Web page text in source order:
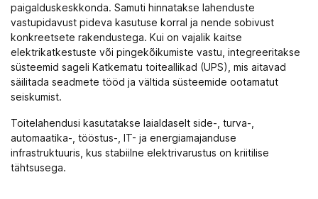
paigalduskeskkonda. Samuti hinnatakse lahenduste
vastupidavust pideva kasutuse korral ja nende sobivust
konkreetsete rakendustega. Kui on vajalik kaitse
elektrikatkestuste või pingekõikumiste vastu, integreeritakse
süsteemid sageli Katkematu toiteallikad (UPS) , mis aitavad
säilitada seadmete tööd ja vältida süsteemide ootamatut
seiskumist.
Toitelahendusi kasutatakse laialdaselt side-, turva-,
automaatika-, tööstus-, IT- ja energiamajanduse
infrastruktuuris, kus stabiilne elektrivarustus on kriitilise
tähtsusega.